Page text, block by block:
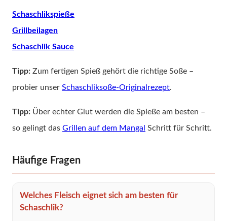
Schaschlikspieße
Grillbeilagen
Schaschlik Sauce
Tipp: Zum fertigen Spieß gehört die richtige Soße –
probier unser Schaschliksoße-Originalrezept.
Tipp: Über echter Glut werden die Spieße am besten –
so gelingt das Grillen auf dem Mangal Schritt für Schritt.
Häufige Fragen
Welches Fleisch eignet sich am besten für
Schaschlik?